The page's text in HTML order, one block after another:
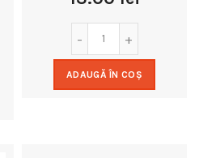
ADAUGĂ ÎN COȘ